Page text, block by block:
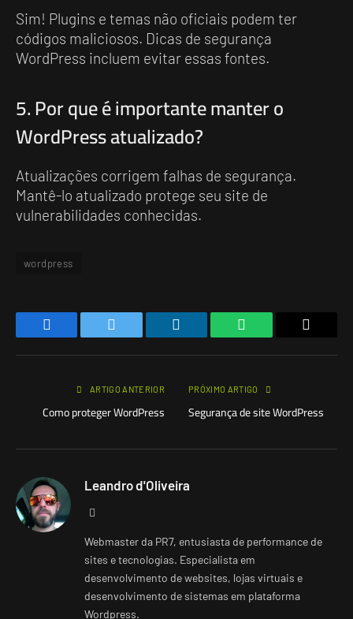
Sim! Plugins e temas não oficiais podem ter
códigos maliciosos. Dicas de segurança
WordPress incluem evitar essas fontes.
5. Por que é importante manter o
WordPress atualizado?
Atualizações corrigem falhas de segurança.
Mantê-lo atualizado protege seu site de
vulnerabilidades conhecidas.
wordpress
Facebook Twitter LinkedIn WhatsApp
ARTIGO ANTERIOR
Como proteger WordPress
PRÓXIMO ARTIGO
Segurança de site WordPress
Leandro d'Oliveira
Webmaster da PR7, entusiasta de performance de
sites e tecnologias. Especialista em
desenvolvimento de websites, lojas virtuais e
desenvolvimento de sistemas em plataforma
Wordpress.